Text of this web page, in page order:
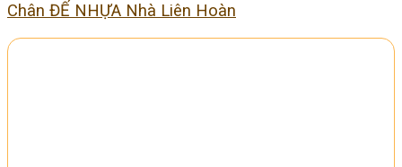
Chân ĐẾ NHỰA Nhà Liên Hoàn